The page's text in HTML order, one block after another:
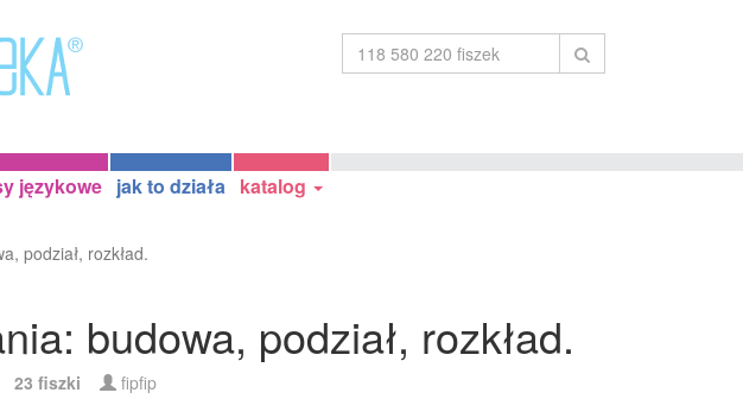
językowe jak to działa katalog
podział, rozkład.
budowa, podział, rozkład.
23 fiszki fipfip